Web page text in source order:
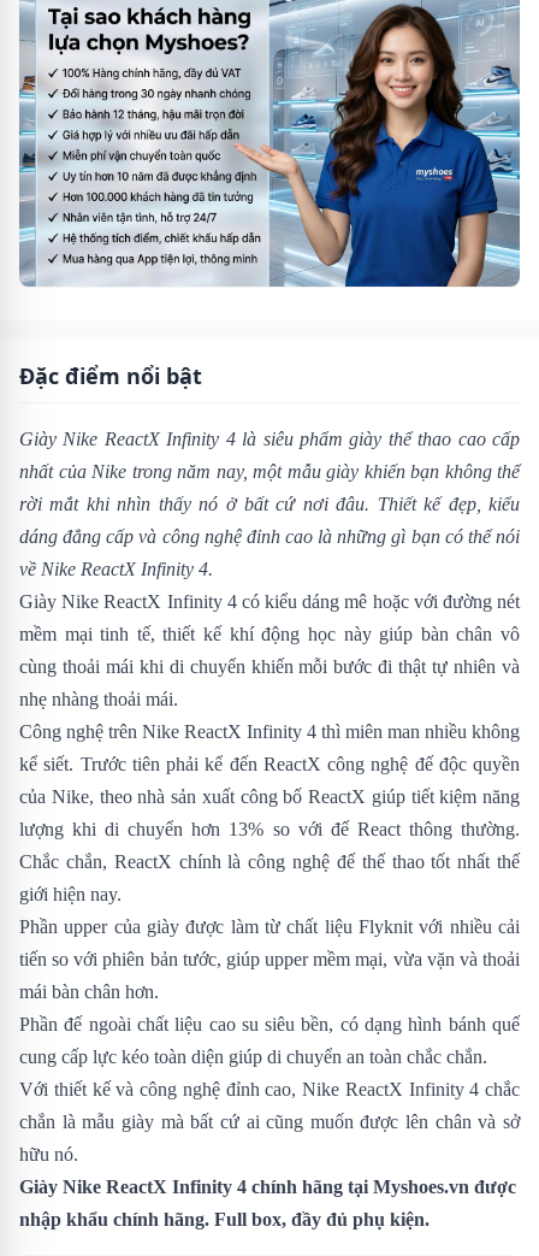
Đặc điểm nổi bật
Giày Nike ReactX Infinity 4 là siêu phẩm giày thể thao cao cấp
nhất của Nike trong năm nay, một mẫu giày khiến bạn không thể
rời mắt khi nhìn thấy nó ở bất cứ nơi đâu. Thiết kế đẹp, kiểu
dáng đẳng cấp và công nghệ đỉnh cao là những gì bạn có thể nói
về Nike ReactX Infinity 4.
Giày Nike ReactX Infinity 4 có kiểu dáng mê hoặc với đường nét
mềm mại tinh tế, thiết kế khí động học này giúp bàn chân vô
cùng thoải mái khi di chuyển khiến mỗi bước đi thật tự nhiên và
nhẹ nhàng thoải mái.
Công nghệ trên Nike ReactX Infinity 4 thì miên man nhiều không
kể siết. Trước tiên phải kể đến ReactX công nghệ đế độc quyền
của Nike, theo nhà sản xuất công bố ReactX giúp tiết kiệm năng
lượng khi di chuyển hơn 13% so với đế React thông thường.
Chắc chắn, ReactX chính là công nghệ đế thế thao tốt nhất thế
giới hiện nay.
Phần upper của giày được làm từ chất liệu Flyknit với nhiều cải
tiến so với phiên bản tước, giúp upper mềm mại, vừa vặn và thoải
mái bàn chân hơn.
Phần đế ngoài chất liệu cao su siêu bền, có dạng hình bánh quế
cung cấp lực kéo toàn diện giúp di chuyển an toàn chắc chắn.
Với thiết kế và công nghệ đỉnh cao, Nike ReactX Infinity 4 chắc
chắn là mẫu giày mà bất cứ ai cũng muốn được lên chân và sở
hữu nó.
Giày Nike ReactX Infinity 4 chính hãng tại Myshoes.vn được
nhập khẩu chính hãng. Full box, đầy đủ phụ kiện.